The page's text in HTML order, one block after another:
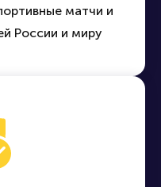
матчи и
России и миру